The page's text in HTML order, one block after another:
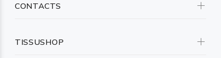
CONTACTS
TISSUSHOP